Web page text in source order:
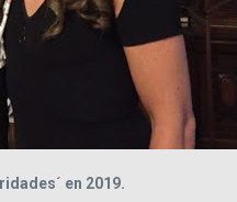
en 2019.